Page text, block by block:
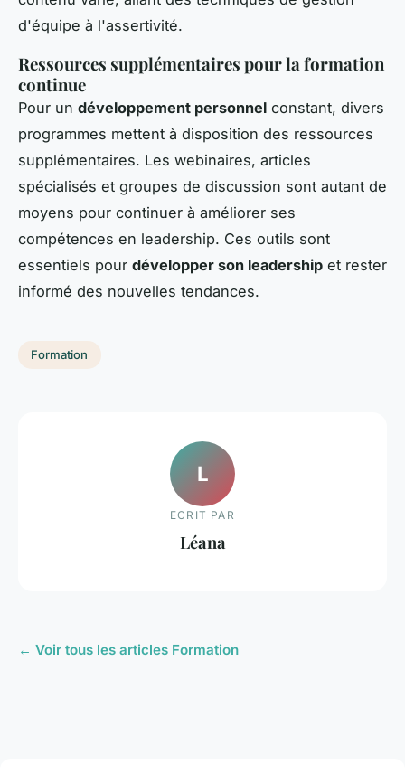
d'équipe à l'assertivité.
Ressources supplémentaires pour la formation
continue
Pour un développement personnel constant, divers
programmes mettent à disposition des ressources
supplémentaires. Les webinaires, articles
spécialisés et groupes de discussion sont autant de
moyens pour continuer à améliorer ses
compétences en leadership. Ces outils sont
essentiels pour développer son leadership et rester
informé des nouvelles tendances.
Formation
L
ECRIT PAR
Léana
← Voir tous les articles Formation